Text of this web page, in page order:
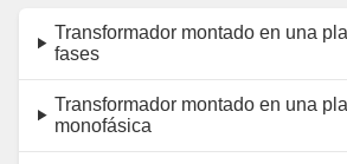
Transformador montado en una
fases
Transformador montado en una
monofásica